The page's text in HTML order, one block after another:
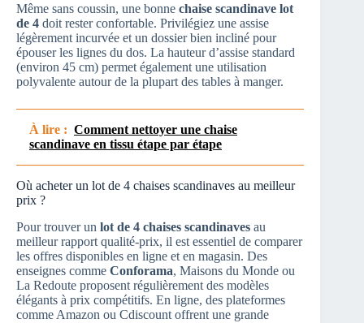
Même sans coussin, une bonne chaise scandinave lot
de 4 doit rester confortable. Privilégiez une assise
légèrement incurvée et un dossier bien incliné pour
épouser les lignes du dos. La hauteur d’assise standard
(environ 45 cm) permet également une utilisation
polyvalente autour de la plupart des tables à manger.
À lire : Comment nettoyer une chaise
scandinave en tissu étape par étape
Où acheter un lot de 4 chaises scandinaves au meilleur
prix ?
Pour trouver un lot de 4 chaises scandinaves au
meilleur rapport qualité-prix, il est essentiel de comparer
les offres disponibles en ligne et en magasin. Des
enseignes comme Conforama, Maisons du Monde ou
La Redoute proposent régulièrement des modèles
élégants à prix compétitifs. En ligne, des plateformes
comme Amazon ou Cdiscount offrent une grande